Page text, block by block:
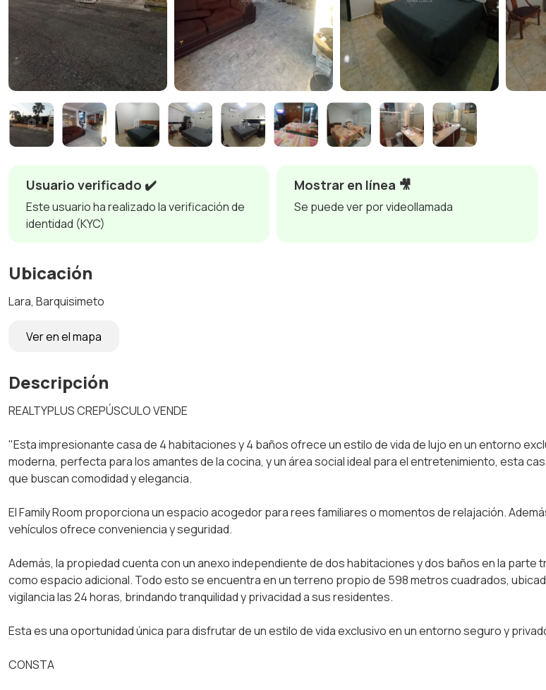
Usuario verificado ✔️
Este usuario ha realizado la verificación de
identidad (KYC)
Mostrar en línea 🎥
Se puede ver por videollamada
Ubicación
Lara, Barquisimeto
Ver en el mapa
Descripción
REALTYPLUS CREPÚSCULO VENDE
"Esta impresionante casa de 4 habitaciones y 4 baños ofrece un estilo de vida de lujo en un entorno
moderna, perfecta para los amantes de la cocina, y un área social ideal para el entretenimiento, esta
que buscan comodidad y elegancia.
El Family Room proporciona un espacio acogedor para rees familiares o momentos de relajación.
vehículos ofrece conveniencia y seguridad.
Además, la propiedad cuenta con un anexo independiente de dos habitaciones y dos baños en la parte
como espacio adicional. Todo esto se encuentra en un terreno propio de 598 metros cuadrados,
vigilancia las 24 horas, brindando tranquilidad y privacidad a sus residentes.
Esta es una oportunidad única para disfrutar de un estilo de vida exclusivo en un entorno seguro y
CONSTA